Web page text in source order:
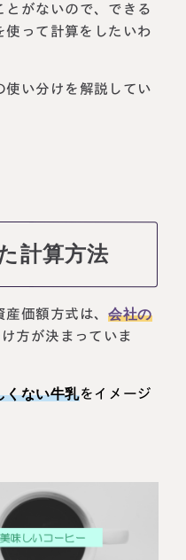
とがないので、できる
使って計算をしたいわ
使い分けを解説してい
計算方法
産価額方式は、会社の
方が決まっていま
くない牛乳をイメージ